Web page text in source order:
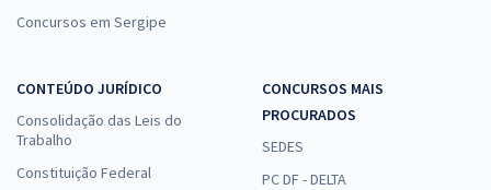
Concursos em Sergipe
CONTEÚDO JURÍDICO
Consolidação das Leis do
Trabalho
Constituição Federal
CONCURSOS MAIS
PROCURADOS
SEDES
PC DF - DELTA